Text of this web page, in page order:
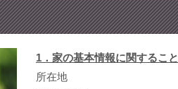
1．家の基本情報に関すること
所在地